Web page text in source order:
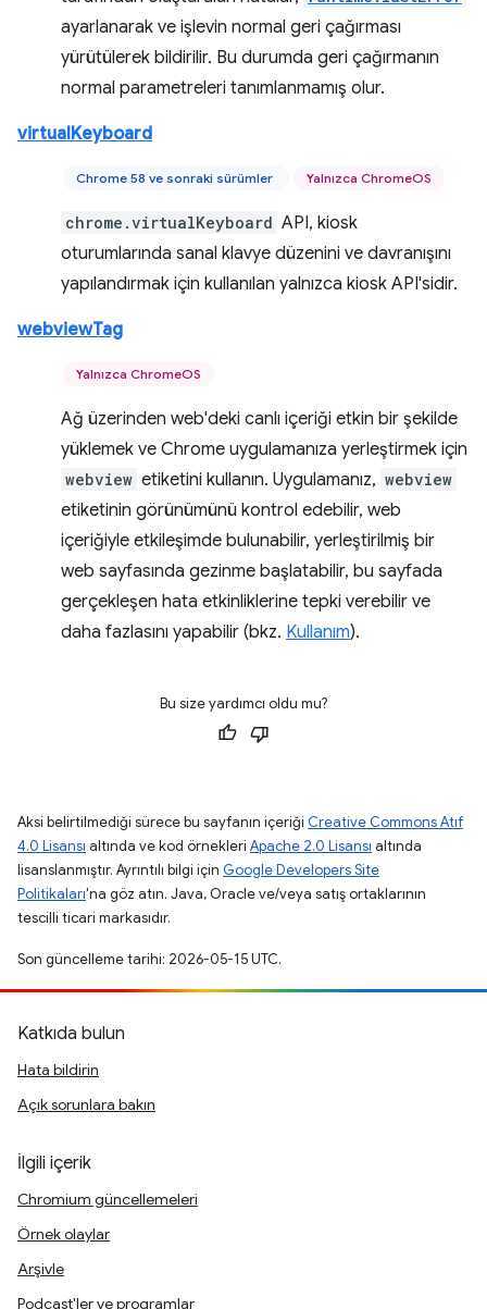
ayarlanarak ve işlevin normal geri çağırması
yürütülerek bildirilir. Bu durumda geri çağırmanın
normal parametreleri tanımlanmamış olur.
virtualKeyboard
Chrome 58 ve sonraki sürümler Yalnızca ChromeOS
chrome.virtualKeyboard API, kiosk
oturumlarında sanal klavye düzenini ve davranışını
yapılandırmak için kullanılan yalnızca kiosk API'sidir.
webviewTag
Yalnızca ChromeOS
Ağ üzerinden web'deki canlı içeriği etkin bir şekilde
yüklemek ve Chrome uygulamanıza yerleştirmek için
webview etiketini kullanın. Uygulamanız, webview
etiketinin görünümünü kontrol edebilir, web
içeriğiyle etkileşimde bulunabilir, yerleştirilmiş bir
web sayfasında gezinme başlatabilir, bu sayfada
gerçekleşen hata etkinliklerine tepki verebilir ve
daha fazlasını yapabilir (bkz. Kullanım).
Bu size yardımcı oldu mu?
Aksi belirtilmediği sürece bu sayfanın içeriği Creative Commons Atıf
4.0 Lisansı altında ve kod örnekleri Apache 2.0 Lisansı altında
lisanslanmıştır. Ayrıntılı bilgi için Google Developers Site
Politikaları'na göz atın. Java, Oracle ve/veya satış ortaklarının
tescilli ticari markasıdır.
Son güncelleme tarihi: 2026-05-15 UTC.
Katkıda bulun
Hata bildirin
Açık sorunlara bakın
İlgili içerik
Chromium güncellemeleri
Örnek olaylar
Arşivle
Podcast'ler ve programlar